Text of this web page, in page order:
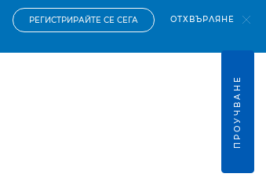
РЕГИСТРИРАЙТЕ СЕ СЕГА ОТХВЪРЛЯНЕ
ПРОУЧВАНЕ